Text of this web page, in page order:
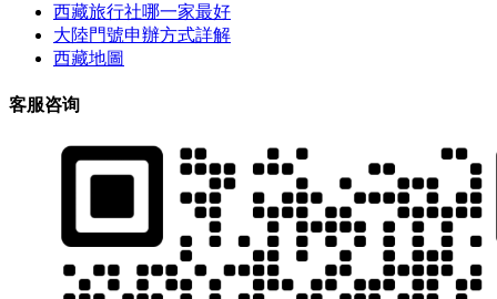
西藏旅行社哪一家最好
大陸門號申辦方式詳解
西藏地圖
客服咨询